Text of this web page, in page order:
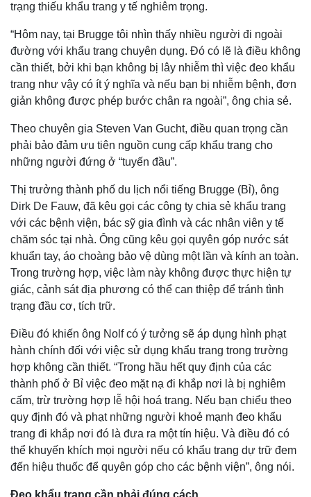
Kinh tế
Bất động sản
Thị trường
Giá vàng
Tỷ giá
Chứng khoán
Giá cà phê
trạng thiếu khẩu trang y tế nghiêm trọng.
“Hôm nay, tại Brugge tôi nhìn thấy nhiều người đi ngoài
đường với khẩu trang chuyên dụng. Đó có lẽ là điều không
cần thiết, bởi khi bạn không bị lây nhiễm thì việc đeo khẩu
trang như vậy có ít ý nghĩa và nếu bạn bị nhiễm bệnh, đơn
giản không được phép bước chân ra ngoài”, ông chia sẻ.
Theo chuyên gia Steven Van Gucht, điều quan trọng cần
phải bảo đảm ưu tiên nguồn cung cấp khẩu trang cho
những người đứng ở “tuyến đầu”.
Thị trưởng thành phố du lịch nổi tiếng Brugge (Bỉ), ông
Dirk De Fauw, đã kêu gọi các công ty chia sẻ khẩu trang
với các bệnh viện, bác sỹ gia đình và các nhân viên y tế
chăm sóc tại nhà. Ông cũng kêu gọi quyên góp nước sát
khuẩn tay, áo choàng bảo vệ dùng một lần và kính an toàn.
Trong trường hợp, việc làm này không được thực hiện tự
giác, cảnh sát địa phương có thể can thiệp để tránh tình
trạng đầu cơ, tích trữ.
Điều đó khiến ông Nolf có ý tưởng sẽ áp dụng hình phạt
hành chính đối với việc sử dụng khẩu trang trong trường
hợp không cần thiết. “Trong hầu hết quy định của các
thành phố ở Bỉ việc đeo mặt nạ đi khắp nơi là bị nghiêm
cấm, trừ trường hợp lễ hội hoá trang. Nếu bạn chiểu theo
quy định đó và phạt những người khoẻ mạnh đeo khẩu
trang đi khắp nơi đó là đưa ra một tín hiệu. Và điều đó có
thể khuyến khích mọi người nếu có khẩu trang dự trữ đem
đến hiệu thuốc để quyên góp cho các bệnh viện”, ông nói.
Đeo khẩu trang cần phải đúng cách